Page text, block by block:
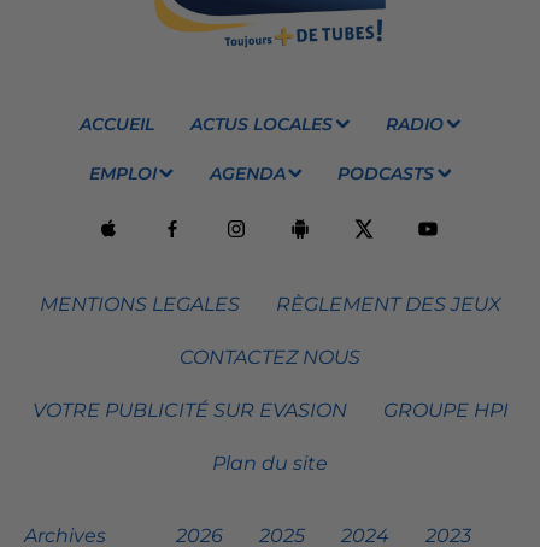
ACCUEIL ACTUS LOCALES RADIO
EMPLOI AGENDA PODCASTS
MENTIONS LEGALES RÈGLEMENT DES JEUX
CONTACTEZ NOUS
VOTRE PUBLICITÉ SUR EVASION GROUPE HPI
Plan du site
Archives 2026 2025 2024 2023